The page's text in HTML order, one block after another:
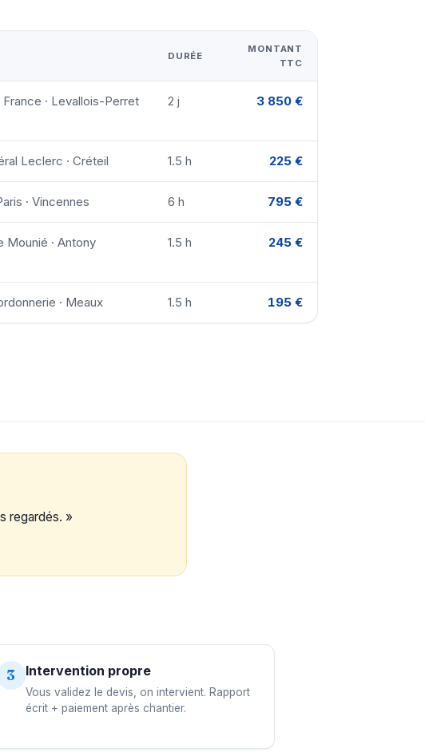
DURÉE
MONTANT
TTC
France · Levallois-Perret 2 j 3 850 €
Leclerc · Créteil 1.5 h 225 €
· Vincennes 6 h 795 €
Mounié · Antony 1.5 h 245 €
· Meaux 1.5 h 195 €
regardés. »
3 Intervention propre
Vous validez le devis, on intervient. Rapport
écrit + paiement après chantier.